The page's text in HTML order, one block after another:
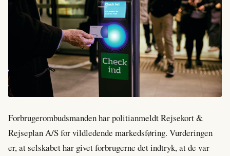
Forbrugerombudsmanden har politianmeldt Rejsekort &
Rejseplan A/S for vildledende markedsføring. Vurderingen
er, at selskabet har givet forbrugerne det indtryk, at de var